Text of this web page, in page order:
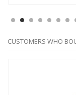
CUSTOMERS WHO